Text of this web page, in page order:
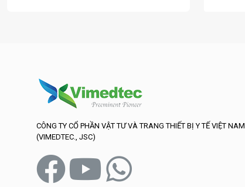
CÔNG TY CỔ PHẦN VẬT TƯ VÀ TRANG THIẾT BỊ Y TẾ VIỆT NAM
(VIMEDTEC., JSC)